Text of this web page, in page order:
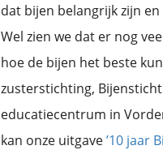
dat bijen belangrijk zijn
Wel zien we dat er nog
hoe de bijen het beste
zusterstichting,
educatiecentrum in
kan onze uitgave’10 jaar